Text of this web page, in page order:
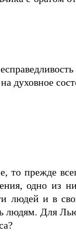
духовное
прежде
одно
и в
людям. Для